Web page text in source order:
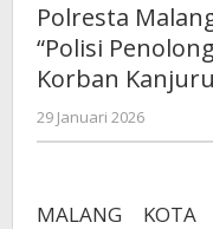
Polresta
“Polisi
Korban
29 Januari 2026
MALANG